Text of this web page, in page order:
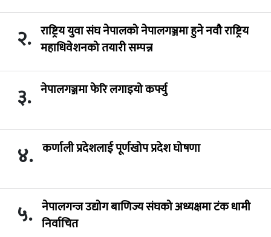
२. राष्ट्रिय युवा संघ नेपालको नेपालगञ्जमा हुने नवौ राष्ट्रिय
महाधिवेशनको तयारी सम्पन्न
३. नेपालगञ्जमा फेरि लगाइयो कर्फ्यु
४. कर्णाली प्रदेशलाई पूर्णखोप प्रदेश घोषणा
५. नेपालगन्ज उद्योग बाणिज्य संघको अध्यक्षमा टंक धामी
निर्वाचित